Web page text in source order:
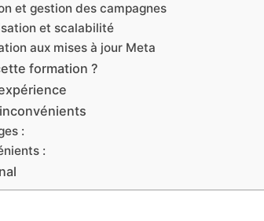
et gestion des campagnes
et scalabilité
aux mises à jour Meta
formation ?
:
: